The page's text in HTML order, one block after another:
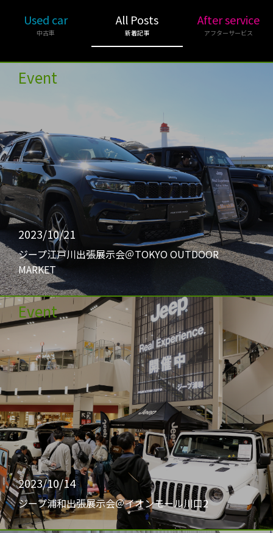
Used car
中古車
All Posts
新着記事
After service
アフターサービス
Event
2023/10/21
ジープ江戸川出張展示会＠TOKYO OUTDOOR
MARKET
Event
2023/10/14
ジープ浦和出張展示会＠イオンモール川口2